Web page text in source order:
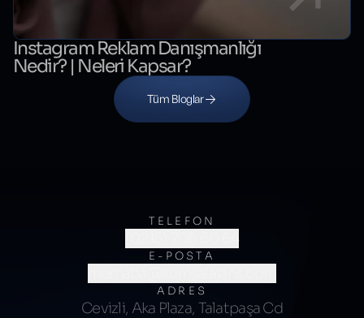
Instagram Reklam Danışmanlığı
Nedir? | Neleri Kapsar?
Tüm Bloglar
TELEFON
(0216) 706 60 64
E-POSTA
ADRES
Cevizli, Aka Plaza, Talatpaşa Cd